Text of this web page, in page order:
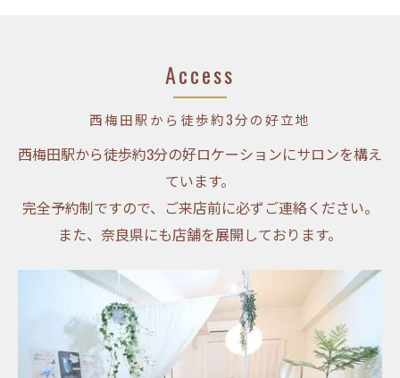
西梅田駅から徒歩約3分の好立地
Access
西梅田駅から徒歩約3分の好ロケーションにサロンを構え
ています。
完全予約制ですので、ご来店前に必ずご連絡ください。
また、奈良県にも店舗を展開しております。